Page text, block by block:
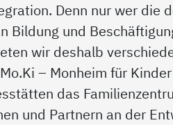
Denn nur wer die
Bildung und
wir deshalb
– Monheim für
das
und Partnern an der